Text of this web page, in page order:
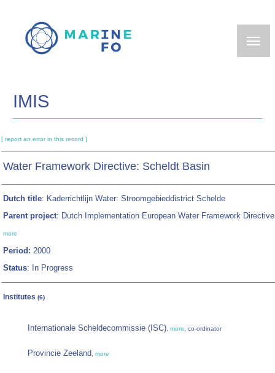
main
IMIS
[ report an error in this record ]
Water Framework Directive: Scheldt Basin
Dutch title: Kaderrichtlijn Water: Stroomgebieddistrict Schelde
Parent project: Dutch Implementation European Water Framework
more
Period: 2000
Status: In Progress
Institutes (6)
Internationale Scheldecommissie (ISC), more, co-ordinator
Provincie Zeeland, more